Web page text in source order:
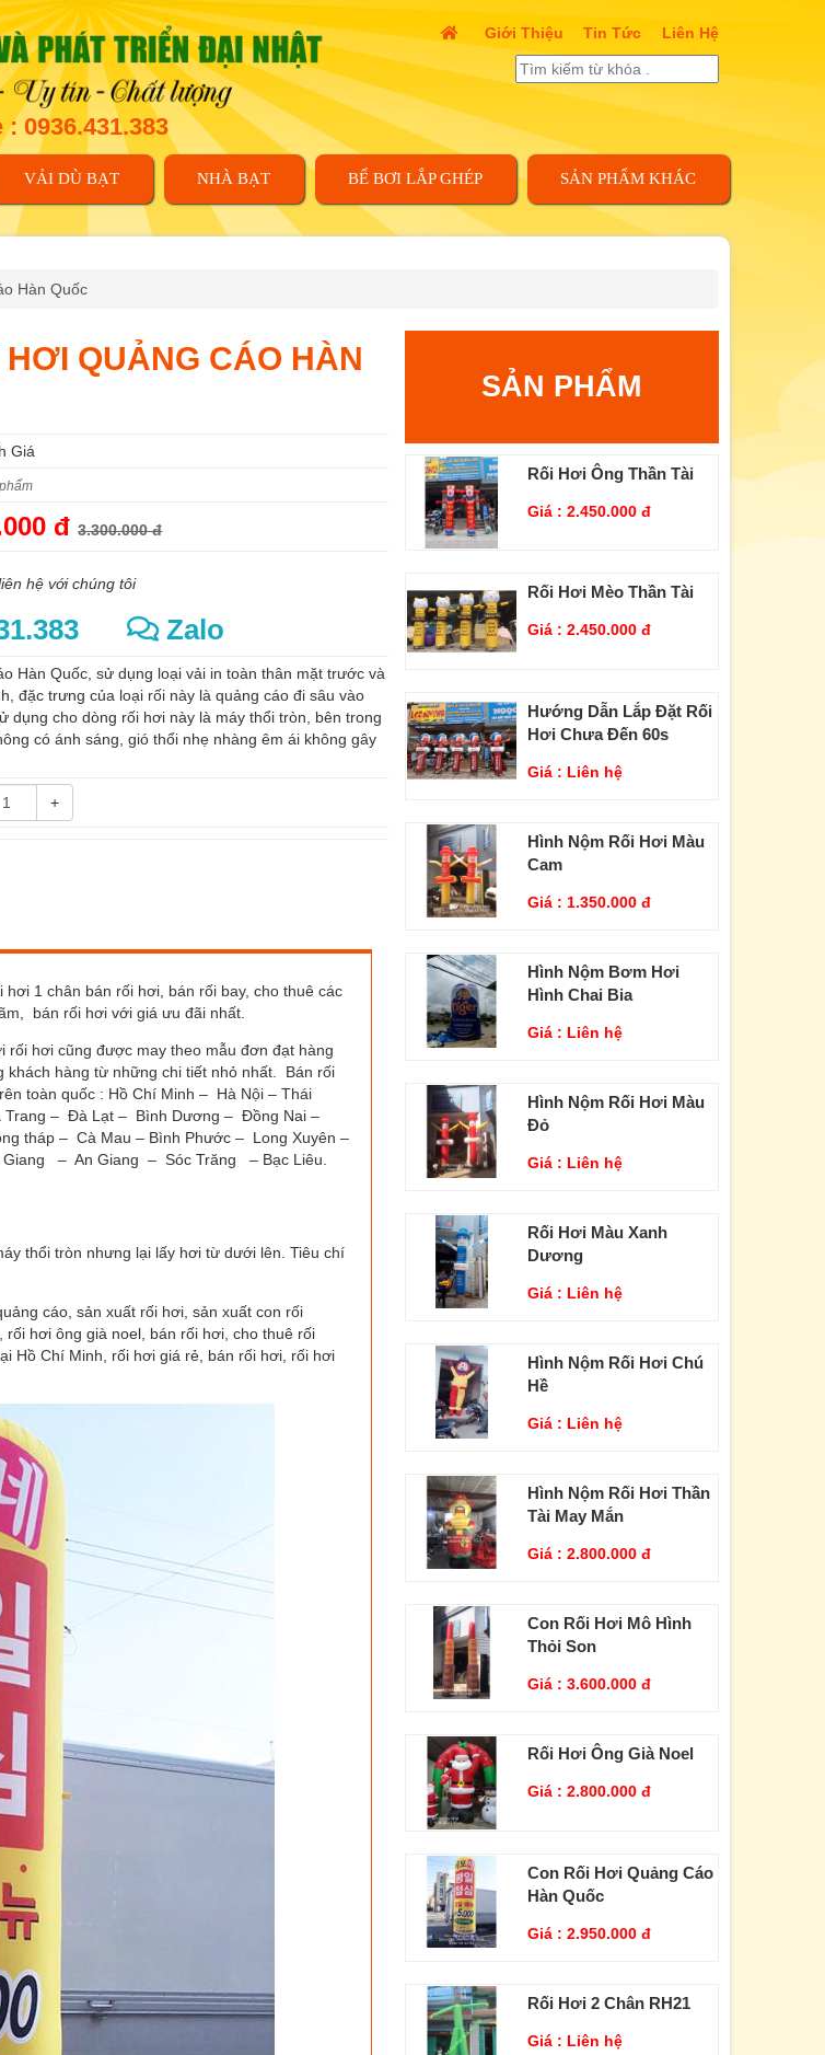
0936.431.383
Giới Thiệu Tin Tức Liên Hệ
VẢI DÙ BẠT NHÀ BẠT BỂ BƠI LẮP GHÉP SẢN PHẨM KHÁC
Hàn Quốc
HƠI QUẢNG CÁO HÀN
Giá
đ3.300.000 đ
hệ với chúng tôi
Zalo
Hàn Quốc, sử dụng loại vải in toàn thân mặt trước và
đặc trưng của loại rối này là quảng cáo đi sâu vào
dụng cho dòng rối hơi này là máy thổi tròn, bên trong
có ánh sáng, gió thổi nhẹ nhàng êm ái không gây
+
1 chân bán rối hơi, bán rối bay, cho thuê các
bán rối hơi với giá ưu đãi nhất.
rối hơi cũng được may theo mẫu đơn đạt hàng
khách hàng từ những chi tiết nhỏ nhất. Bán rối
toàn quốc : Hồ Chí Minh – Hà Nội – Thái
– Đà Lạt – Bình Dương – Đồng Nai –
tháp – Cà Mau – Bình Phước – Long Xuyên –
– An Giang – Sóc Trăng – Bạc Liêu.
thổi tròn nhưng lại lấy hơi từ dưới lên. Tiêu chí
cáo, sản xuất rối hơi, sản xuất con rối
hơi ông già noel, bán rối hơi, cho thuê rối
Hồ Chí Minh, rối hơi giá rẻ, bán rối hơi, rối hơi
SẢN PHẨM
Rối Hơi Ông Thần Tài
Giá : 2.450.000 đ
Rối Hơi Mèo Thần Tài
Giá : 2.450.000 đ
Hướng Dẫn Lắp Đặt Rối
Hơi Chưa Đến 60s
Giá : Liên hệ
Hình Nộm Rối Hơi Màu
Cam
Giá : 1.350.000 đ
Hình Nộm Bơm Hơi
Hình Chai Bia
Giá : Liên hệ
Hình Nộm Rối Hơi Màu
Đỏ
Giá : Liên hệ
Rối Hơi Màu Xanh
Dương
Giá : Liên hệ
Hình Nộm Rối Hơi Chú
Hề
Giá : Liên hệ
Hình Nộm Rối Hơi Thần
Tài May Mắn
Giá : 2.800.000 đ
Con Rối Hơi Mô Hình
Thỏi Son
Giá : 3.600.000 đ
Rối Hơi Ông Già Noel
Giá : 2.800.000 đ
Con Rối Hơi Quảng Cáo
Hàn Quốc
Giá : 2.950.000 đ
Rối Hơi 2 Chân RH21
Giá : Liên hệ